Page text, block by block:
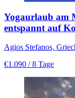
Yogaurlaub am
entspannt auf
Agios Stefanos,
€1.090 / 8 Tage